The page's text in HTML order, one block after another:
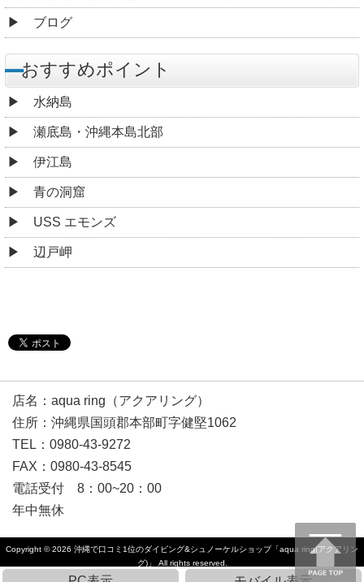
ブログ
おすすめポイント
水納島
瀬底島・沖縄本島北部
伊江島
青の洞窟
USS エモンズ
辺戸岬
店名：aqua ring（アクアリング）
住所：沖縄県国頭郡本部町字健堅1062
TEL：0980-43-9272
FAX：0980-43-8545
電話受付 8：00~20：00
年中無休
Copyright © 2026 沖縄で口コミ1位のダイビング&シュノーケルショップ「aqua ring(アクアリン
グ)」
All rights reserved.